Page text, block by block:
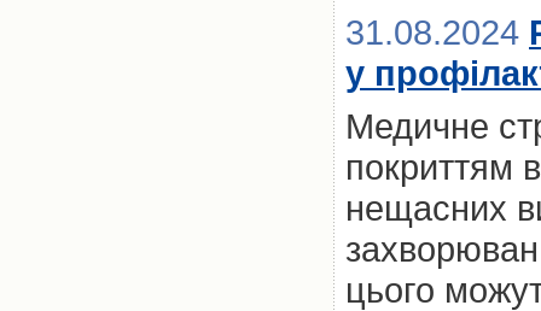
31.08.2024
у
Медичне
покриттям
нещасних
цього